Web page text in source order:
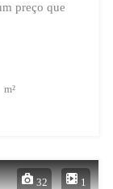
preço que
m²
32
1